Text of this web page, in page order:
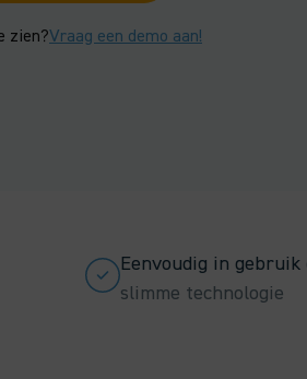
zien?Vraag een demo aan!
Eenvoudig in gebruik
slimme technologie